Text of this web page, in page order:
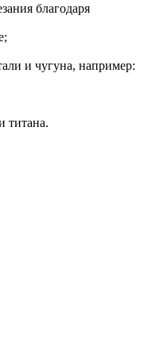
благодаря
и чугуна, например:
титана.